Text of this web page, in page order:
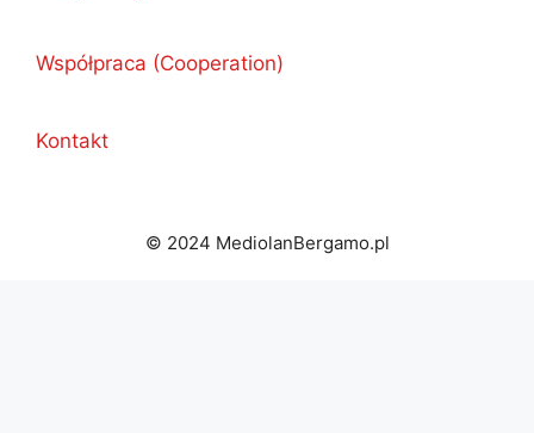
Współpraca (Cooperation)
Kontakt
© 2024 MediolanBergamo.pl